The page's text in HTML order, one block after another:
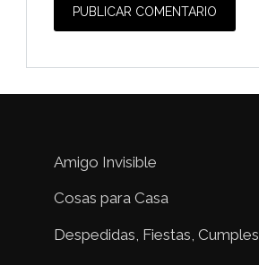
Amigo Invisible
Cosas para Casa
Despedidas, Fiestas, Cumples